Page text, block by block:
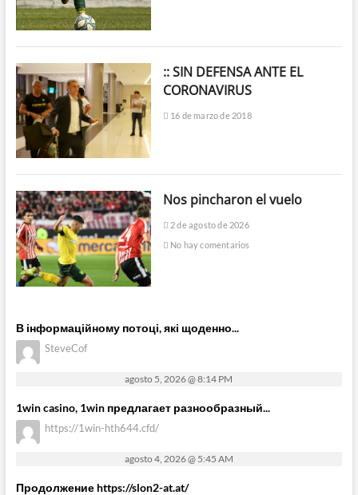
:: SIN DEFENSA ANTE EL
CORONAVIRUS
16 de marzo de 2018
Nos pincharon el vuelo
2 de agosto de 2026
No hay comentarios
В інформаційному потоці, які щоденно...
SteveCof
agosto 5, 2026 @ 8:14 PM
1win casino, 1win предлагает разнообразный...
https://1win-hth644.cfd/
agosto 4, 2026 @ 5:45 AM
Продолжение https://slon2-at.at/